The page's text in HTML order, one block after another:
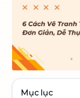
Mục lục